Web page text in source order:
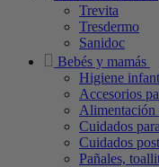
Trevita
Tresdermo
Sanidoc
Bebés y mamás
Higiene
Accesorios
Alimentación
Cuidados
Cuidados
Pañales,